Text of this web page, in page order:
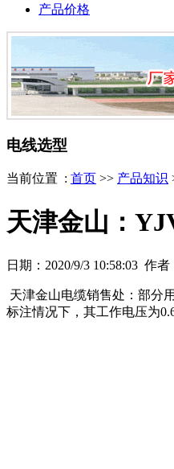
产品价格
电线选型
当前位置 : 首页 >> 产品知识
天津金山：
日期：2020/9/3 10:58:03 作者
天津金山电缆销售处：部分
标注情况下，其工作电压为